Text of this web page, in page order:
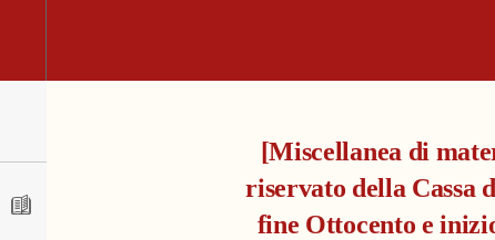
[Miscellanea di
riservato della Cassa
fine Ottocento e